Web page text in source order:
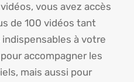
vous avez accès
de 100 vidéos tant
à votre
accompagner les
mais aussi pour